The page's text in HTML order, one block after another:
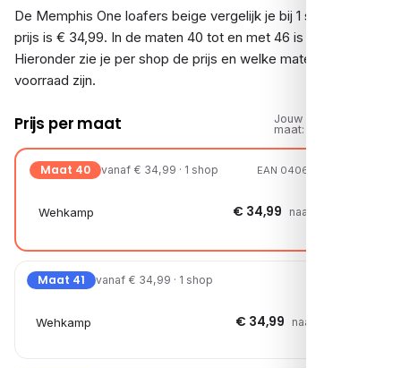
De Memphis One loafers beige vergelijk je bij 1 shop. De
prijs is € 34,99. In de maten 40 tot en met 46 is er voorraad.
Hieronder zie je per shop de prijs en welke maten op
voorraad zijn.
Prijs per maat
Jouw
maat:
Maat 40 vanaf € 34,99 · 1 shop EAN 04067797109428
Wehkamp € 34,99 naar shop →
Maat 41 vanaf € 34,99 · 1 shop
Wehkamp € 34,99 naar shop →